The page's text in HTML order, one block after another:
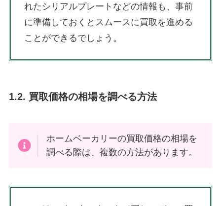
れたシリアルプレートなどの情報も、事前
に準備しておくとスムースに買取を進める
ことができるでしょう。
1.2. 買取価格の相場を調べる方法
ホームベーカリーの買取価格の相場を
調べる際は、複数の方法があります。